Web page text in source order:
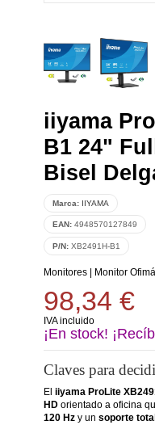
iiyama
B1 24"
Bisel
Marca: IIYAMA
EAN: 4948570127849
P/N: XB2491H-B1
Monitores| Monitor
98,34 €
IVA incluido
¡En stock!
Claves para
El iiyama ProLite
HDorientado a oficina
120 Hzy un soporte